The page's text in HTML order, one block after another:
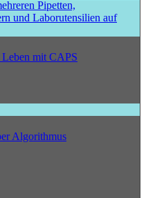
mit CAPS
Algorithmus